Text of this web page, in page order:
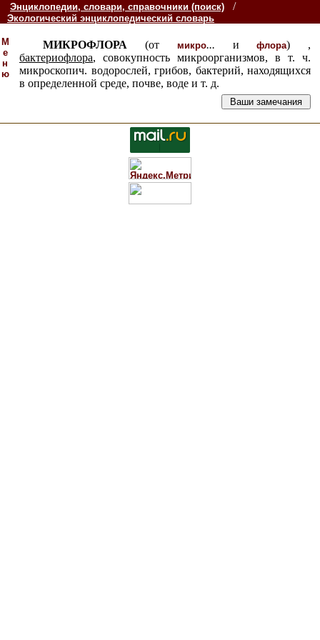
Энциклопедии, словари, справочники (поиск) /
Экологический энциклопедический словарь
М
е
н
ю
МИКРОФЛОРА(от микро... ифлора) ,
бактериофлора, совокупность микроорганизмов, в т. ч.
микроскопич. водорослей, грибов, бактерий, находящихся
в определенной среде, почве, воде и т. д.